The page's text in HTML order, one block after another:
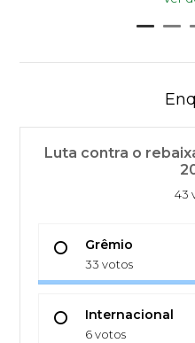
Luta contra o
43
Grêmio
33 votos
Internacional
6 votos